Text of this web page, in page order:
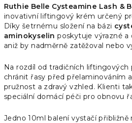
Ruthie Belle Cysteamine Lash &
inovativní liftingový krém určený
Díky šetrnému složení na bázi
aminokyselin poskytuje výrazné a
aniž by nadměrně zatěžoval nebo
Na rozdíl od tradičních liftingových
chránit řasy před přelaminováním
pružnost a zdravý vzhled. Klienti
speciální domácí péči pro obnovu
Jedno 10ml balení vystačí přibližně